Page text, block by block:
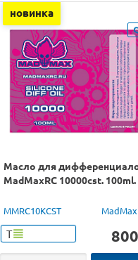
новинка
Масло для
MadMaxRC 10000cst. 100ml.
MMRC10KCST
Т 800